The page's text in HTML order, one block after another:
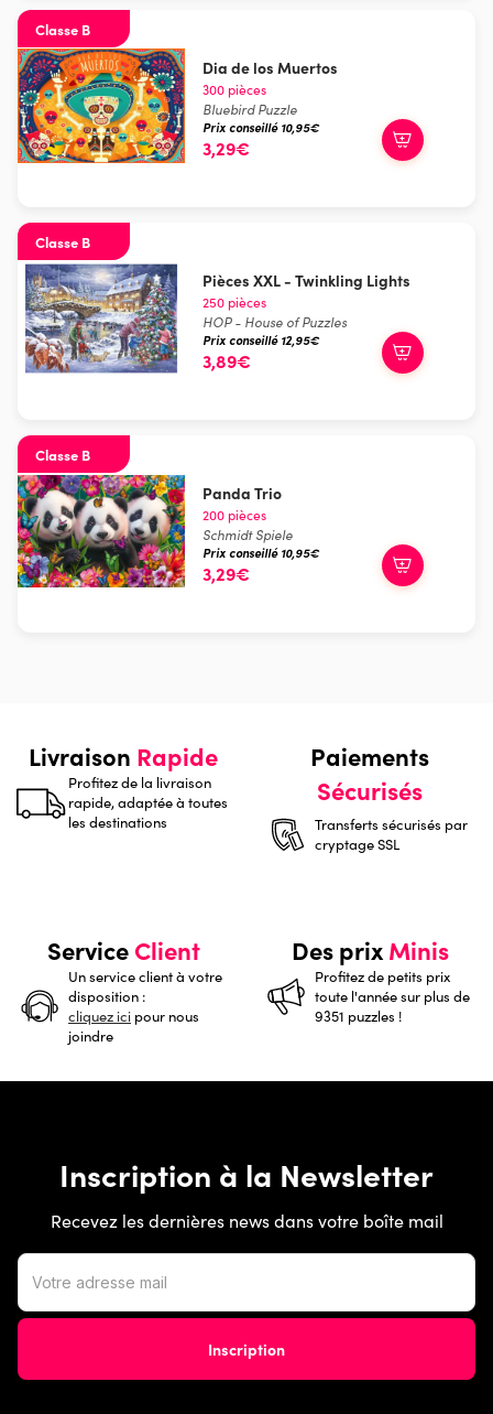
Classe B
Dia de los Muertos
300 pièces
Bluebird Puzzle
Prix conseillé 10,95€
3,29€
Classe B
Pièces XXL - Twinkling Lights
250 pièces
HOP - House of Puzzles
Prix conseillé 12,95€
3,89€
Classe B
Panda Trio
200 pièces
Schmidt Spiele
Prix conseillé 10,95€
3,29€
Livraison Rapide
Profitez de la livraison
rapide, adaptée à toutes
les destinations
Paiements
Sécurisés
Transferts sécurisés par
cryptage SSL
ServiceClient
Un service client à votre
disposition :
cliquez ici pour nous
joindre
Des prixMinis
Profitez de petits prix
toute l'année sur plus de
9351 puzzles !
Inscription à la Newsletter
Recevez les dernières news dans votre boîte mail